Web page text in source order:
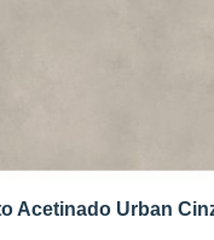
Acetinado Urban